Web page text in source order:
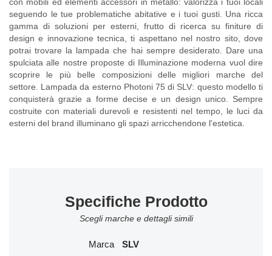
con mobili ed elementi accessori in metallo: valorizza i tuoi locali
seguendo le tue problematiche abitative e i tuoi gusti. Una ricca
gamma di soluzioni per esterni, frutto di ricerca su finiture di
design e innovazione tecnica, ti aspettano nel nostro sito, dove
potrai trovare la lampada che hai sempre desiderato. Dare una
spulciata alle nostre proposte di Illuminazione moderna vuol dire
scoprire le più belle composizioni delle migliori marche del
settore. Lampada da esterno Photoni 75 di SLV: questo modello ti
conquisterà grazie a forme decise e un design unico. Sempre
costruite con materiali durevoli e resistenti nel tempo, le luci da
esterni del brand illuminano gli spazi arricchendone l'estetica.
Specifiche Prodotto
Scegli marche e dettagli simili
Marca SLV